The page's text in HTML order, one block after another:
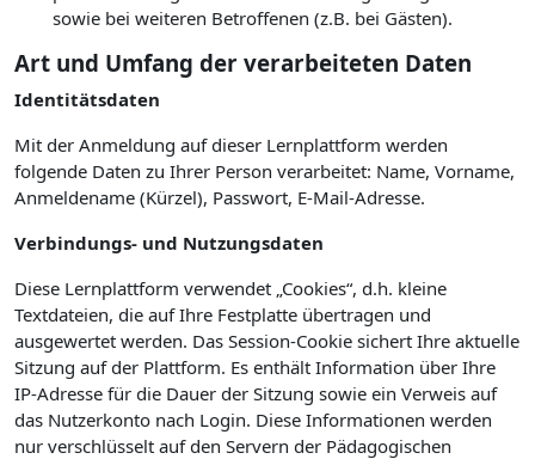
sowie bei weiteren Betroffenen (z.B. bei Gästen).
Art und Umfang der verarbeiteten Daten
Identitätsdaten
Mit der Anmeldung auf dieser Lernplattform werden
folgende Daten zu Ihrer Person verarbeitet: Name, Vorname,
Anmeldename (Kürzel), Passwort, E-Mail-Adresse.
Verbindungs- und Nutzungsdaten
Diese Lernplattform verwendet „Cookies“, d.h. kleine
Textdateien, die auf Ihre Festplatte übertragen und
ausgewertet werden. Das Session-Cookie sichert Ihre aktuelle
Sitzung auf der Plattform. Es enthält Information über Ihre
IP-Adresse für die Dauer der Sitzung sowie ein Verweis auf
das Nutzerkonto nach Login. Diese Informationen werden
nur verschlüsselt auf den Servern der Pädagogischen